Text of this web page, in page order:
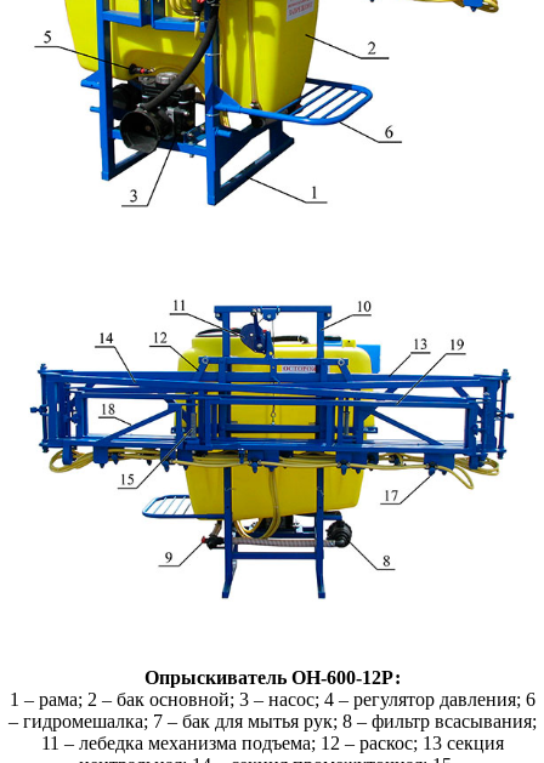
Опрыскиватель ОН-600-12Р:
1 – рама; 2 – бак основной; 3 – насос; 4 – регулятор давления; 6
– гидромешалка; 7 – бак для мытья рук; 8 – фильтр всасывания;
11 – лебедка механизма подъема; 12 – раскос; 13 секция